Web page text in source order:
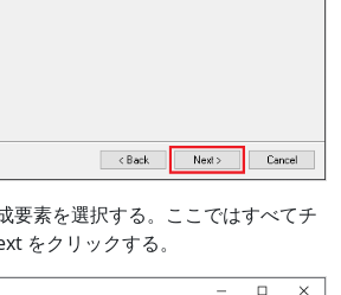
要素を選択する。ここではすべてチ
をクリックする。